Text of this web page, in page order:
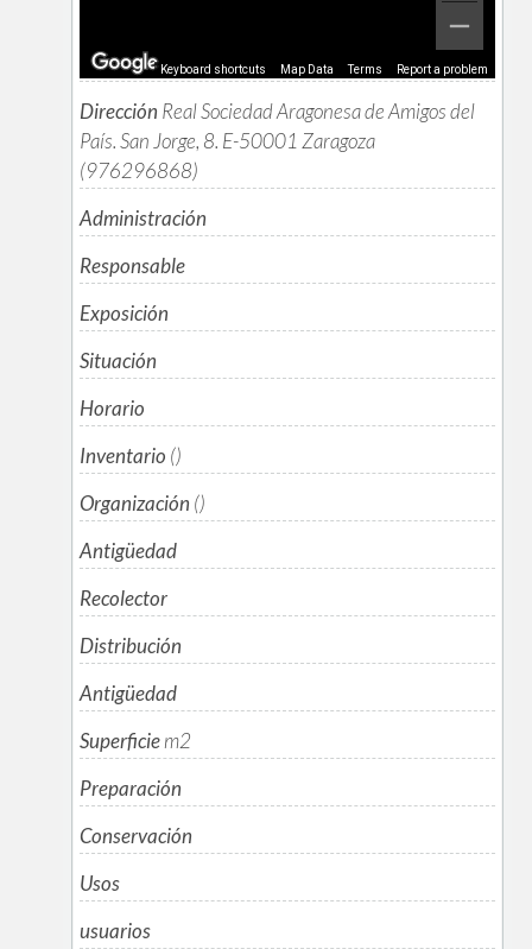
Keyboard shortcuts Map Data Terms Report a problem
Dirección Real Sociedad Aragonesa de Amigos del
País. San Jorge, 8. E-50001 Zaragoza
(976296868)
Administración
Responsable
Exposición
Situación
Horario
Inventario ()
Organización ()
Antigüedad
Recolector
Distribución
Antigüedad
Superficiem2
Preparación
Conservación
Usos
usuarios